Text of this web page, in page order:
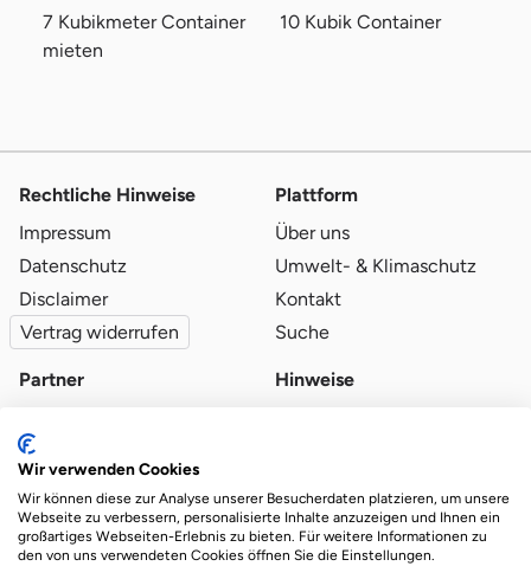
7 Kubikmeter Container
mieten
10 Kubik Container
Rechtliche Hinweise
Impressum
Datenschutz
Disclaimer
Vertrag widerrufen
Plattform
Über uns
Umwelt- & Klimaschutz
Kontakt
Suche
Partner
Qualitätsvoraussetzungen
Partner-Login
Hinweise
Das Ökosystem für beste Ver- und Entsorgung
Wir verwenden Cookies
Wir können diese zur Analyse unserer Besucherdaten platzieren, um unsere
Webseite zu verbessern, personalisierte Inhalte anzuzeigen und Ihnen ein
großartiges Webseiten-Erlebnis zu bieten. Für weitere Informationen zu
den von uns verwendeten Cookies öffnen Sie die Einstellungen.